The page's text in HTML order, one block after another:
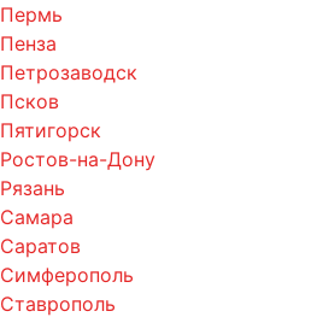
Пермь
Пенза
Петрозаводск
Псков
Пятигорск
Ростов-на-Дону
Рязань
Самара
Саратов
Симферополь
Ставрополь